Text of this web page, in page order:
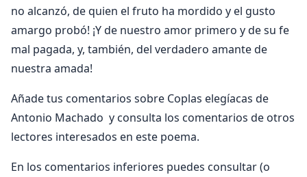
no alcanzó, de quien el fruto ha mordido y el gusto
amargo probó! ¡Y de nuestro amor primero y de su fe
mal pagada, y, también, del verdadero amante de
nuestra amada!
Añade tus comentarios sobre Coplas elegíacas de
Antonio Machado y consulta los comentarios de otros
lectores interesados en este poema.
En los comentarios inferiores puedes consultar (o